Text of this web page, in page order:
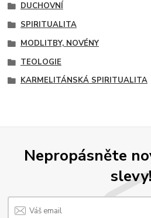
DUCHOVNÍ
SPIRITUALITA
MODLITBY, NOVÉNY
TEOLOGIE
KARMELITÁNSKÁ SPIRITUALITA
Nepropásněte
slevy!